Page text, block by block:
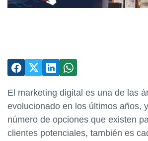
El marketing digital es una de las
evolucionado en los últimos años,
número de opciones que existen
clientes potenciales, también es